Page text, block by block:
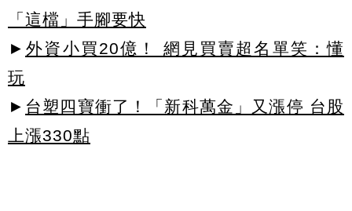
「這檔」手腳要快
► 外資小買20億！ 網見買賣超名單笑：懂
玩
► 台塑四寶衝了！「新科萬金」又漲停 台股
上漲330點